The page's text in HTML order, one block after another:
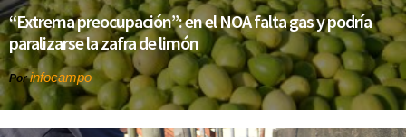
“Extrema preocupación”: en el NOA falta gas y podría
paralizarse la zafra de limón
Porinfocampo